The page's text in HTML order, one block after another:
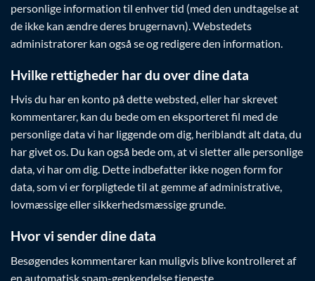
personlige information til enhver tid (med den undtagelse at
de ikke kan ændre deres brugernavn). Webstedets
administratorer kan også se og redigere den information.
Hvilke rettigheder har du over dine data
Hvis du har en konto på dette websted, eller har skrevet
kommentarer, kan du bede om en eksporteret fil med de
personlige data vi har liggende om dig, heriblandt alt data, du
har givet os. Du kan også bede om, at vi sletter alle personlige
data, vi har om dig. Dette indbefatter ikke nogen form for
data, som vi er forpligtede til at gemme af administrative,
lovmæssige eller sikkerhedsmæssige grunde.
Hvor vi sender dine data
Besøgendes kommentarer kan muligvis blive kontrolleret af
en automatisk spam-genkendelse tjeneste.